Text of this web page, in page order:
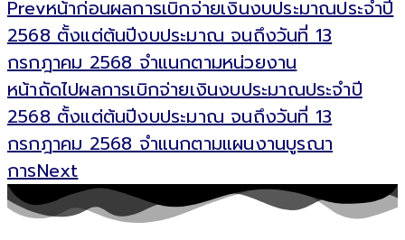
Prevหน้าก่อนผลการเบิกจ่ายเงินงบประมาณประจำปี
2568 ตั้งแต่ต้นปีงบประมาณ จนถึงวันที่ 13
กรกฎาคม 2568 จำแนกตามหน่วยงาน
หน้าถัดไปผลการเบิกจ่ายเงินงบประมาณประจำปี
2568 ตั้งแต่ต้นปีงบประมาณ จนถึงวันที่ 13
กรกฎาคม 2568 จำแนกตามแผนงานบูรณา
การNext